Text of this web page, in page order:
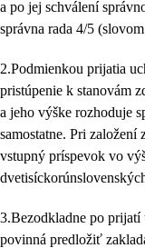
a po jej schválení
správna rada 4/5
2.Podmienkou prijatia
pristúpenie k stanovám
a jeho výške rozhoduje
samostatne. Pri
vstupný príspevok vo
3.Bezodkladne po prijatí
povinná predložiť